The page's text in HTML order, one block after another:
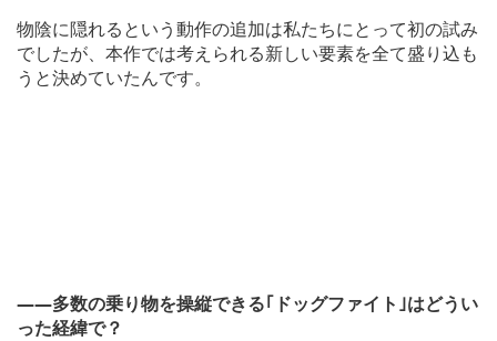
物陰に隠れるという動作の追加は私たちにとって初の試み
でしたが、本作では考えられる新しい要素を全て盛り込も
うと決めていたんです。
――多数の乗り物を操縦できる｢ドッグファイト｣はどうい
った経緯で？